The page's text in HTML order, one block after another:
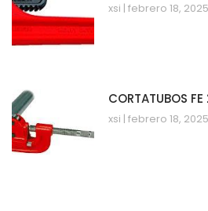
xsi febrero 18, 2025
CORTATUBOS FE
xsi febrero 18, 2025